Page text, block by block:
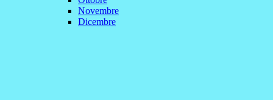
Novembre
Dicembre